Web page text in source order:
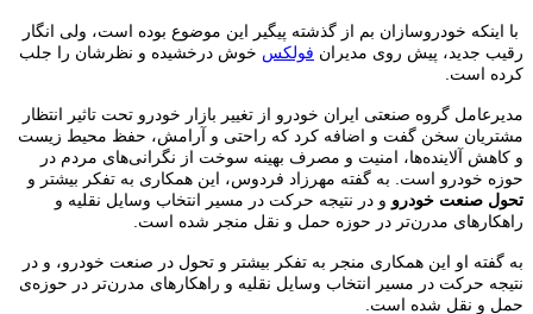
با اینکه خودروسازان بم از گذشته پیگیر این موضوع بوده است، ولی انگار
رقیب جدید، پیش روی مدیران فولکس خوش درخشیده و نظرشان را جلب
کرده است.
مدیرعامل گروه صنعتی ایران خودرو از تغییر بازار خودرو تحت تاثیر انتظار
مشتریان سخن گفت و اضافه کرد که راحتی و آرامش، حفظ محیط زیست
و کاهش آلاینده‌ها، امنیت و مصرف بهینه سوخت از نگرانی‌های مردم در
حوزه خودرو است. به گفته مهرزاد فردوس، این همکاری به تفکر بیشتر و
تحول صنعت خودرو و در نتیجه حرکت در مسیر انتخاب وسایل نقلیه و
راهکارهای مدرن‌تر در حوزه حمل و نقل منجر شده است.
به گفته او این همکاری منجر به تفکر بیشتر و تحول در صنعت خودرو، و در
نتیجه حرکت در مسیر انتخاب وسایل نقلیه و راهکارهای‌ مدرن‌تر در حوزه‌ی
حمل و نقل شده است.